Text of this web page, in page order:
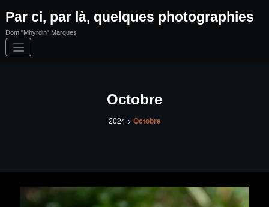
contenu
Par ci, par là, quelques photographies
Dom "Mhyrdin" Marques
Octobre
2024> Octobre